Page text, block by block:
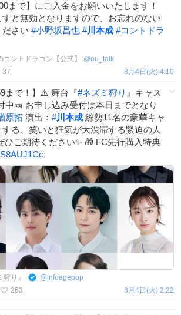
まで】にご入金をお願いいたします！
と無効となりますので、お忘れのない
ださい #小野坂昌也 #川本成 #コントドラ
ントドラゴン【公式】 @ou_talk
37 8月4日(火) 4:10
まで！】⚠️ 舞台『#ネズミ狩り 』キャス
中🎫 お申し込み受付は本日までとなり
原拓 演出： #川本成 総勢11名の豪華キャ
する、笑いと狂気が大渋滞する緊迫の人
ひご期待ください✨ 🎁 FC先行購入特典
り』 @infoagepop
263 8月4日(火) 2:22